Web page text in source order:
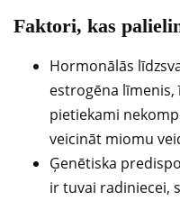
Faktori, kas
Hormonālās
estrogēna līmenis,
pietiekami
veicināt miomu
Ģenētiska
ir tuvai radiniecei,